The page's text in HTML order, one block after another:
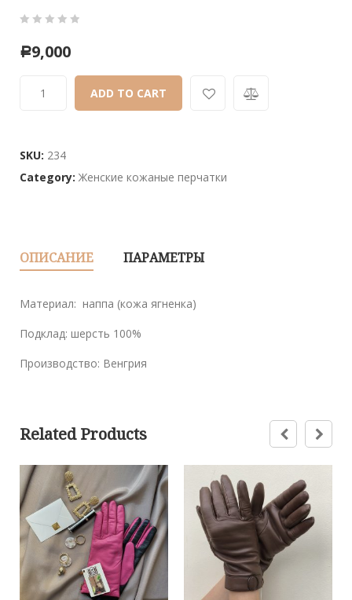
out
based
ratings
Р9,000
ADD TO CART
SKU: 234
Category: Женские кожаные перчатки
ОПИСАНИЕ ПАРАМЕТРЫ
Материал: наппа (кожа ягненка)
Подклад: шерсть 100%
Производство: Венгрия
Related Products